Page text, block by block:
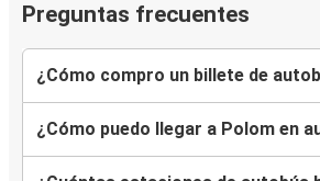
Preguntas frecuentes
¿Cómo compro un billete de
¿Cómo puedo llegar a Polom en